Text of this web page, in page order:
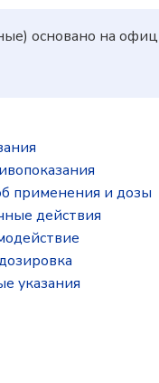
основано на
применения и дозы
действия
указания